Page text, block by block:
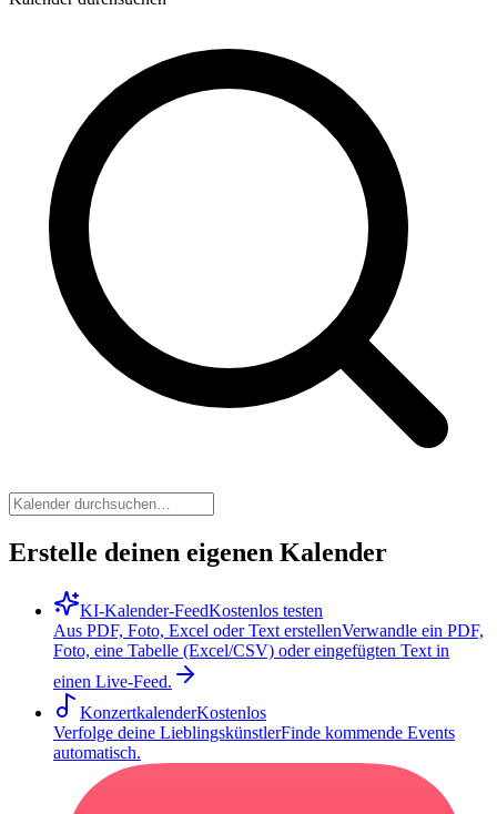
Erstelle deinen eigenen Kalender
KI-Kalender-FeedKostenlos testen
Aus PDF, Foto, Excel oder Text erstellenVerwandle ein PDF,
Foto, eine Tabelle (Excel/CSV) oder eingefügten Text in
einen Live-Feed.
KonzertkalenderKostenlos
Verfolge deine LieblingskünstlerFinde kommende Events
automatisch.